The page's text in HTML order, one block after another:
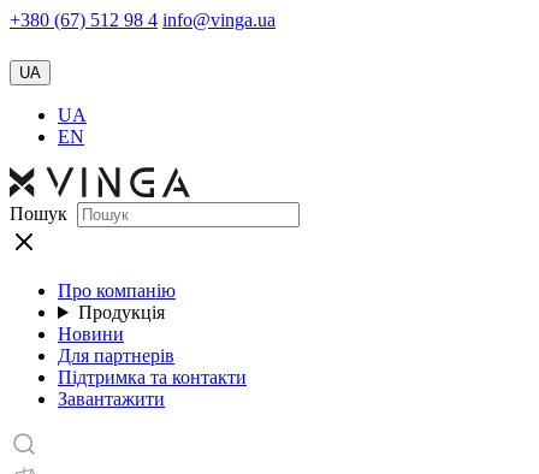
+380 (67) 512 98 4 info@vinga.ua
UA
UA
EN
Пошук
Про компанію
Продукція
Новини
Для партнерів
Підтримка та контакти
Завантажити